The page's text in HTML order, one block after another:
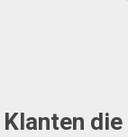
Klanten